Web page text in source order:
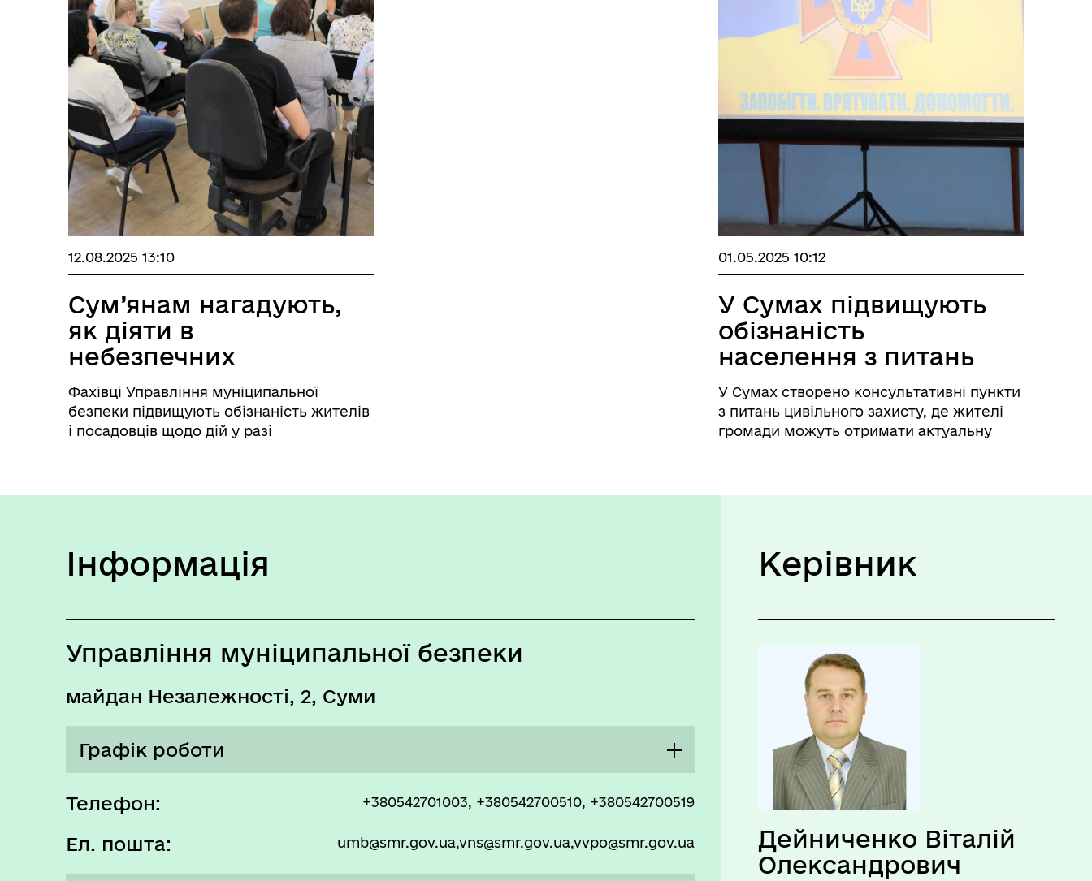
12.08.2025 13:10
Сум’янам нагадують,
як діяти в
небезпечних
ситуаціях
Фахівці Управління муніципальної
безпеки підвищують обізнаність жителів
і посадовців щодо дій у разі
01.05.2025 10:12
У Сумах підвищують
обізнаність
населення з питань
цивільного з...
У Сумах створено консультативні пункти
з питань цивільного захисту, де жителі
громади можуть отримати актуальну
Інформація
Управління муніципальної безпеки
майдан Незалежності, 2, Суми
Графік роботи
Понеділок 08:00 - 17:15
12:00 - 13:00
Телефон: +380542701003, +380542700510, +380542700519
Ел. пошта: umb@smr.gov.ua,vns@smr.gov.ua,vvpo@smr.gov.ua
Керівник
Дейниченко Віталій
Олександрович